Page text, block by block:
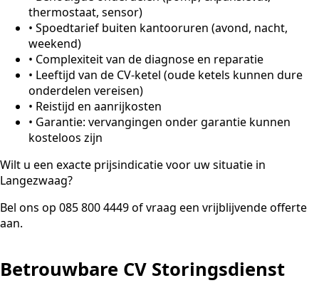
thermostaat, sensor)
• Spoedtarief buiten kantooruren (avond, nacht,
weekend)
• Complexiteit van de diagnose en reparatie
• Leeftijd van de CV-ketel (oude ketels kunnen dure
onderdelen vereisen)
• Reistijd en aanrijkosten
• Garantie: vervangingen onder garantie kunnen
kosteloos zijn
Wilt u een exacte prijsindicatie voor uw situatie in
Langezwaag?
Bel ons op 085 800 4449 of vraag een vrijblijvende offerte
aan.
Betrouwbare CV Storingsdienst